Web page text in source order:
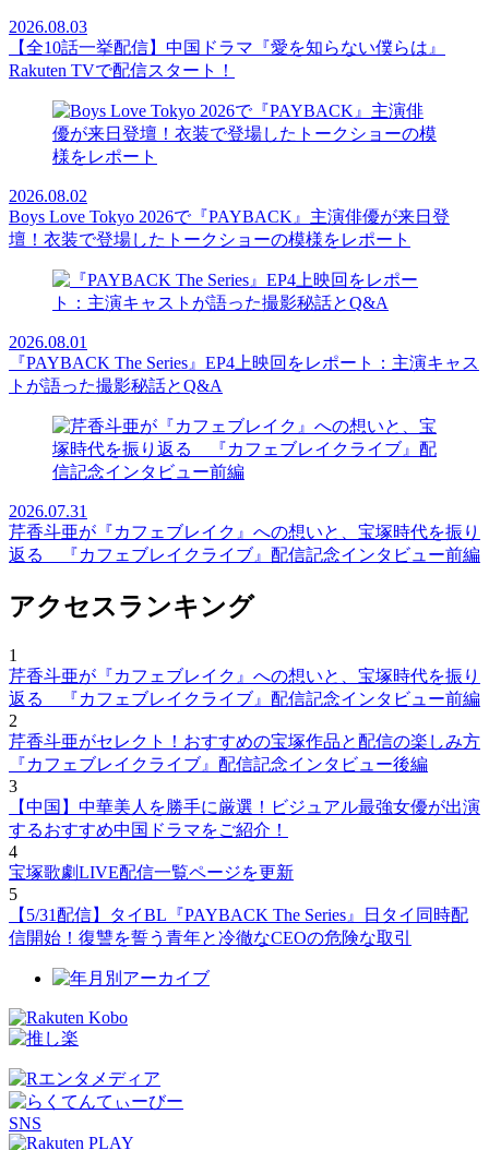
2026.08.03
【全10話一挙配信】中国ドラマ『愛を知らない僕らは』
Rakuten TVで配信スタート！
2026.08.02
Boys Love Tokyo 2026で『PAYBACK』主演俳優が来日登
壇！衣装で登場したトークショーの模様をレポート
2026.08.01
『PAYBACK The Series』EP4上映回をレポート：主演キャス
トが語った撮影秘話とQ&A
2026.07.31
芹香斗亜が『カフェブレイク』への想いと、宝塚時代を振り
返る 『カフェブレイクライブ』配信記念インタビュー前編
アクセスランキング
1
芹香斗亜が『カフェブレイク』への想いと、宝塚時代を振り
返る 『カフェブレイクライブ』配信記念インタビュー前編
2
芹香斗亜がセレクト！おすすめの宝塚作品と配信の楽しみ方
『カフェブレイクライブ』配信記念インタビュー後編
3
【中国】中華美人を勝手に厳選！ビジュアル最強女優が出演
するおすすめ中国ドラマをご紹介！
4
宝塚歌劇LIVE配信一覧ページを更新
5
【5/31配信】タイBL『PAYBACK The Series』日タイ同時配
信開始！復讐を誓う青年と冷徹なCEOの危険な取引
SNS